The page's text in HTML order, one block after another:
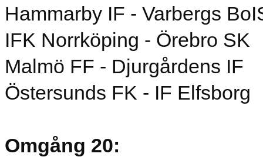
Hammarby IF - Varbergs
IFK Norrköping - Örebro SK
Malmö FF - Djurgårdens IF
Östersunds FK - IF Elfsborg
Omgång 20: